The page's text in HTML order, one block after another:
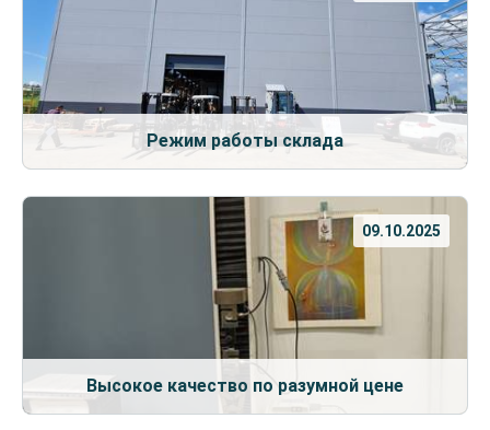
Режим работы склада
09.10.2025
Высокое качество по разумной цене